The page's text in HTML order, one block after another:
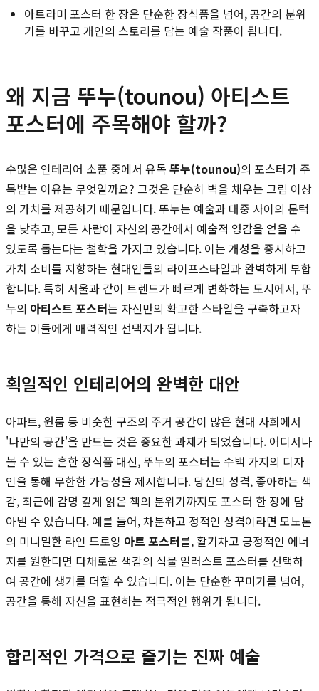
아트라미 포스터 한 장은 단순한 장식품을 넘어, 공간의 분위
기를 바꾸고 개인의 스토리를 담는 예술 작품이 됩니다.
왜 지금 뚜누(tounou) 아티스트
포스터에 주목해야 할까?
수많은 인테리어 소품 중에서 유독 뚜누(tounou)의 포스터가 주
목받는 이유는 무엇일까요? 그것은 단순히 벽을 채우는 그림 이상
의 가치를 제공하기 때문입니다. 뚜누는 예술과 대중 사이의 문턱
을 낮추고, 모든 사람이 자신의 공간에서 예술적 영감을 얻을 수
있도록 돕는다는 철학을 가지고 있습니다. 이는 개성을 중시하고
가치 소비를 지향하는 현대인들의 라이프스타일과 완벽하게 부합
합니다. 특히 서울과 같이 트렌드가 빠르게 변화하는 도시에서, 뚜
누의 아티스트 포스터는 자신만의 확고한 스타일을 구축하고자
하는 이들에게 매력적인 선택지가 됩니다.
획일적인 인테리어의 완벽한 대안
아파트, 원룸 등 비슷한 구조의 주거 공간이 많은 현대 사회에서
'나만의 공간'을 만드는 것은 중요한 과제가 되었습니다. 어디서나
볼 수 있는 흔한 장식품 대신, 뚜누의 포스터는 수백 가지의 디자
인을 통해 무한한 가능성을 제시합니다. 당신의 성격, 좋아하는 색
감, 최근에 감명 깊게 읽은 책의 분위기까지도 포스터 한 장에 담
아낼 수 있습니다. 예를 들어, 차분하고 정적인 성격이라면 모노톤
의 미니멀한 라인 드로잉 아트 포스터를, 활기차고 긍정적인 에너
지를 원한다면 다채로운 색감의 식물 일러스트 포스터를 선택하
여 공간에 생기를 더할 수 있습니다. 이는 단순한 꾸미기를 넘어,
공간을 통해 자신을 표현하는 적극적인 행위가 됩니다.
합리적인 가격으로 즐기는 진짜 예술